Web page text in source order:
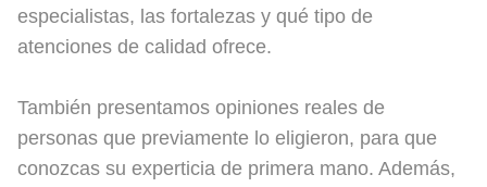
especialistas, las fortalezas y qué tipo de
atenciones de calidad ofrece.
También presentamos opiniones reales de
personas que previamente lo eligieron, para que
conozcas su experticia de primera mano. Además,